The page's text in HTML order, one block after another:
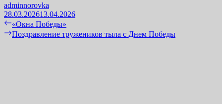
adminnorovka
28.03.202613.04.2026
Навигация
по
Previous
post:
«Окна Победы»
Next
Поздравление тружеников тыла с Днем Победы